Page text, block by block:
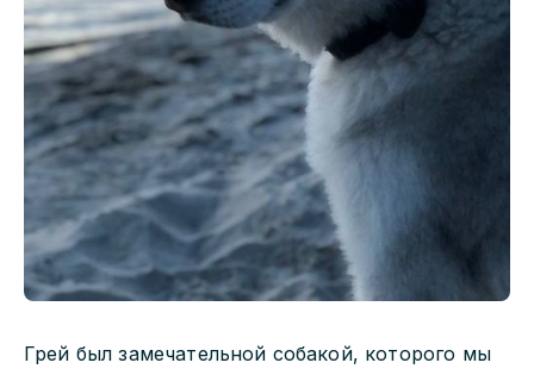
Грей был замечательной собакой, которого мы